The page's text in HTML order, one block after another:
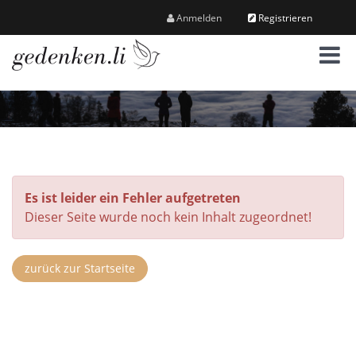
Anmelden Registrieren
M
e
n
ü
Es ist leider ein Fehler aufgetreten
Dieser Seite wurde noch kein Inhalt zugeordnet!
zurück zur Startseite